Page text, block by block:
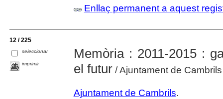
Enllaç permanent a aquest
12 / 225
seleccionar
imprimir
Memòria : 2011-2015 :
el futur/ Ajuntament de Cambrils
Ajuntament de Cambrils.